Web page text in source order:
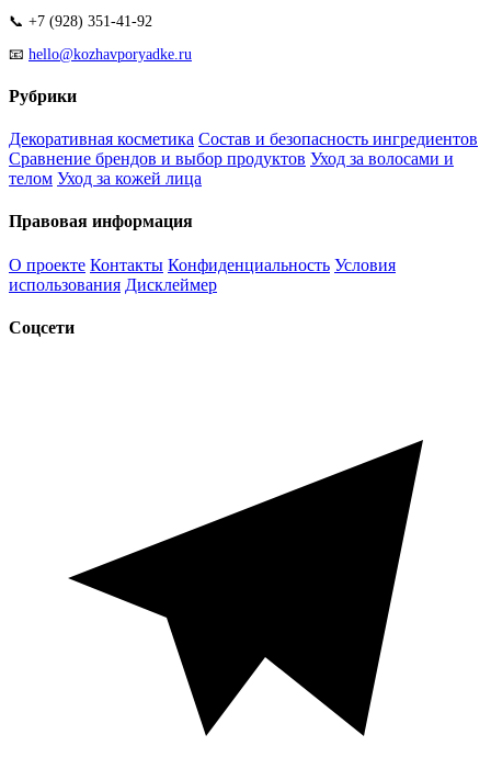
📞 +7 (928) 351-41-92
📧 hello@kozhavporyadke.ru
Рубрики
Декоративная косметика Состав и безопасность ингредиентов
Сравнение брендов и выбор продуктов Уход за волосами и
телом Уход за кожей лица
Правовая информация
О проекте Контакты Конфиденциальность Условия
использования Дисклеймер
Соцсети